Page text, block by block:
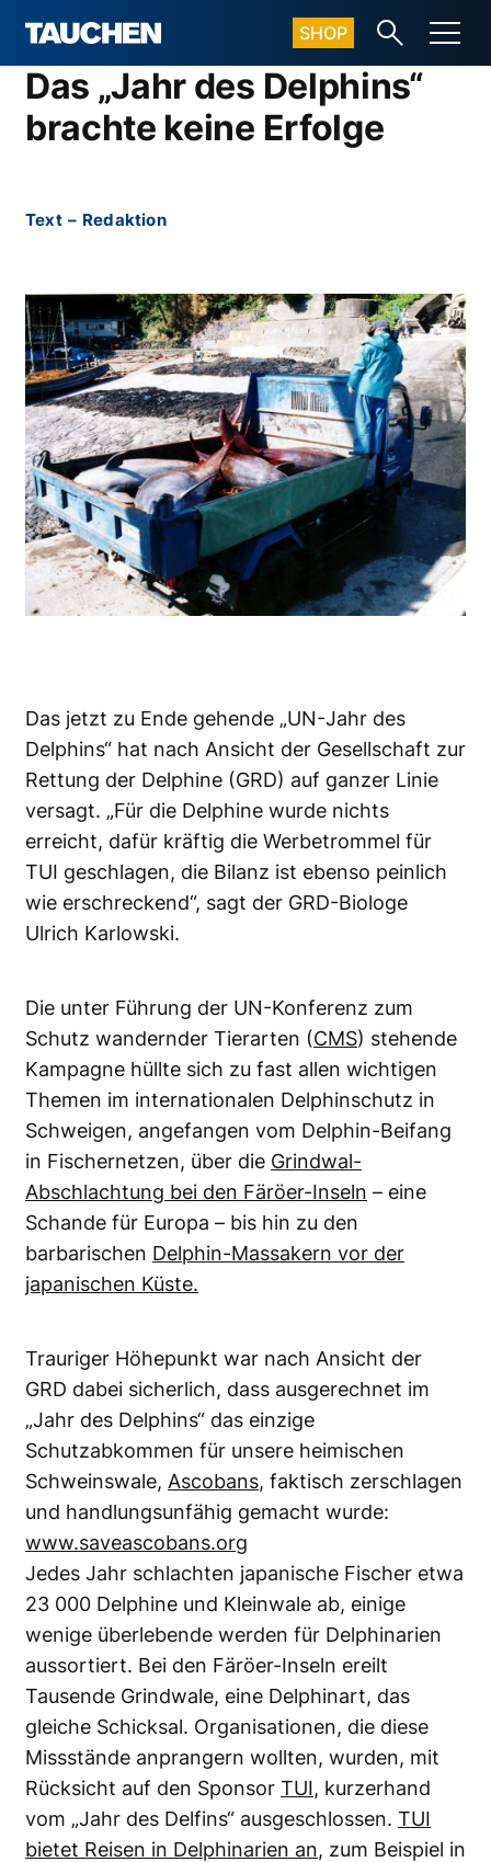
SHOP
Das „Jahr des Delphins“
brachte keine Erfolge
Text – Redaktion
Das jetzt zu Ende gehende „UN-Jahr des
Delphins“ hat nach Ansicht der Gesellschaft zur
Rettung der Delphine (GRD) auf ganzer Linie
versagt. „Für die Delphine wurde nichts
erreicht, dafür kräftig die Werbetrommel für
TUI geschlagen, die Bilanz ist ebenso peinlich
wie erschreckend“, sagt der GRD-Biologe
Ulrich Karlowski.
Die unter Führung der UN-Konferenz zum
Schutz wandernder Tierarten (CMS) stehende
Kampagne hüllte sich zu fast allen wichtigen
Themen im internationalen Delphinschutz in
Schweigen, angefangen vom Delphin-Beifang
in Fischernetzen, über die Grindwal-
Abschlachtung bei den Färöer-Inseln – eine
Schande für Europa – bis hin zu den
barbarischen Delphin-Massakern vor der
japanischen Küste.
Trauriger Höhepunkt war nach Ansicht der
GRD dabei sicherlich, dass ausgerechnet im
„Jahr des Delphins“ das einzige
Schutzabkommen für unsere heimischen
Schweinswale, Ascobans, faktisch zerschlagen
und handlungsunfähig gemacht wurde:
www.saveascobans.org
Jedes Jahr schlachten japanische Fischer etwa
23 000 Delphine und Kleinwale ab, einige
wenige überlebende werden für Delphinarien
aussortiert. Bei den Färöer-Inseln ereilt
Tausende Grindwale, eine Delphinart, das
gleiche Schicksal. Organisationen, die diese
Missstände anprangern wollten, wurden, mit
Rücksicht auf den Sponsor TUI, kurzerhand
vom „Jahr des Delfins“ ausgeschlossen. TUI
bietet Reisen in Delphinarien an, zum Beispiel in